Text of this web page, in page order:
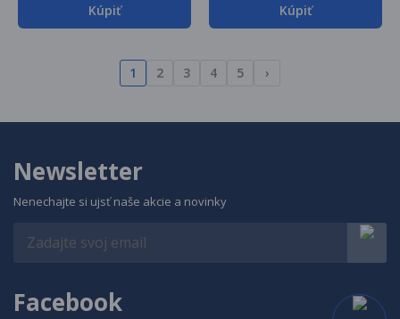
Kúpiť Kúpiť
1 2 3 4 5 ›
Newsletter
Nenechajte si ujsť naše akcie a novinky
Facebook